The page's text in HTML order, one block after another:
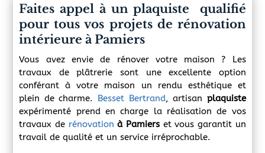
Faites appel à un plaquiste qualifié
pour tous vos projets de rénovation
intérieure à Pamiers
Vous avez envie de rénover votre maison ? Les
travaux de plâtrerie sont une excellente option
conférant à votre maison un rendu esthétique et
plein de charme. Besset Bertrand, artisan plaquiste
expérimenté prend en charge la réalisation de vos
travaux de rénovation à Pamiers et vous garantit un
travail de qualité et un service irréprochable.